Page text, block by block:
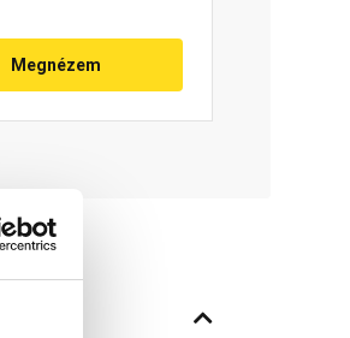
Megnézem